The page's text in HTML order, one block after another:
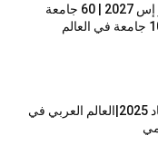
تصنيف الجامعات كيو إس 2027 | 60 جامعة
مؤشر مُدرَكات الفساد 2025|العالم العربي في